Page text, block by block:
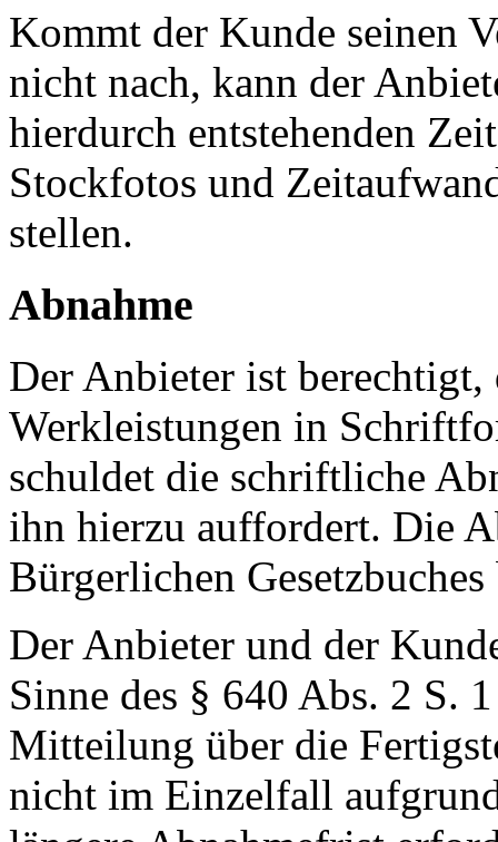
Kommt der Kunde seinen
nicht nach, kann der
hierdurch entstehenden
Stockfotos und
stellen.
Abnahme
Der Anbieter ist
Werkleistungen in
schuldet die schriftliche
ihn hierzu auffordert. Die
Bürgerlichen
Der Anbieter und der
Sinne des § 640 Abs. 2 S.
Mitteilung über die
nicht im Einzelfall